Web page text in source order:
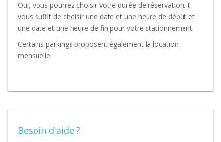
Oui, vous pourrez choisir votre durée de réservation. Il
vous suffit de choisir une date et une heure de début et
une date et une heure de fin pour votre stationnement.
Certains parkings proposent également la location
mensuelle.
Besoin d'aide ?